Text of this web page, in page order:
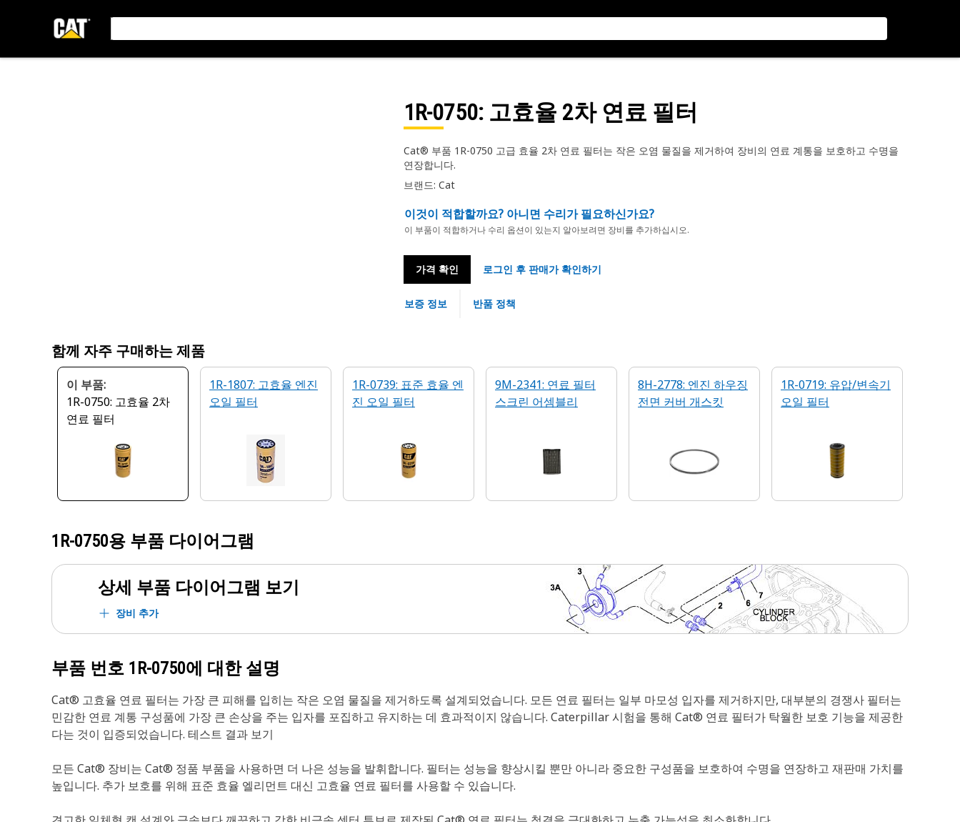
1R-0750: 고효율 2차 연료 필터
Cat® 부품 1R-0750 고급 효율 2차 연료 필터는 작은 오염 물질을 제거하여 장비의 연료 계통을 보호하고 수명을
연장합니다.
브랜드: Cat
이것이 적합할까요? 아니면 수리가 필요하신가요?
이 부품이 적합하거나 수리 옵션이 있는지 알아보려면 장비를 추가하십시오.
가격 확인 로그인 후 판매가 확인하기
보증 정보 반품 정책
함께 자주 구매하는 제품
이 부품:
1R-0750: 고효율 2차
연료 필터
1R-1807: 고효율 엔진
오일 필터
1R-0739: 표준 효율 엔
진 오일 필터
9M-2341: 연료 필터
스크린 어셈블리
8H-2778: 엔진 하우징
전면 커버 개스킷
1R-0719: 유압/변속기
오일 필터
1R-0750용 부품 다이어그램
상세 부품 다이어그램 보기
장비 추가
부품 번호 1R-0750에 대한 설명
Cat® 고효율 연료 필터는 가장 큰 피해를 입히는 작은 오염 물질을 제거하도록 설계되었습니다. 모든 연료 필터는 일부 마모성 입자를 제거하지만, 대부분의 경쟁사 필터는
민감한 연료 계통 구성품에 가장 큰 손상을 주는 입자를 포집하고 유지하는 데 효과적이지 않습니다. Caterpillar 시험을 통해 Cat® 연료 필터가 탁월한 보호 기능을 제공한
다는 것이 입증되었습니다. 테스트 결과 보기
모든 Cat® 장비는 Cat® 정품 부품을 사용하면 더 나은 성능을 발휘합니다. 필터는 성능을 향상시킬 뿐만 아니라 중요한 구성품을 보호하여 수명을 연장하고 재판매 가치를
높입니다. 추가 보호를 위해 표준 효율 엘리먼트 대신 고효율 연료 필터를 사용할 수 있습니다.